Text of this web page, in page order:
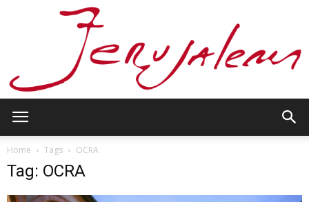
Home Tags OCRA
Tag: OCRA